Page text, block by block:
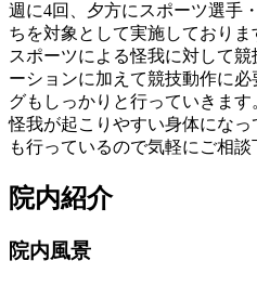
週に4回、夕方にスポーツ選手
ちを対象として実施しておりま
スポーツによる怪我に対して
ーションに加えて競技動作に
グもしっかりと行っていきます
怪我が起こりやすい身体にな
も行っているので気軽にご相談
院内紹介
院内風景